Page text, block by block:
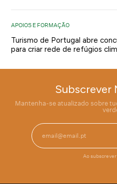
APOIOS E FORMAÇÃO
Turismo de Portugal abre
para criar rede de refúgios
Subscrever
Mantenha-se atualizado sobre
Ao